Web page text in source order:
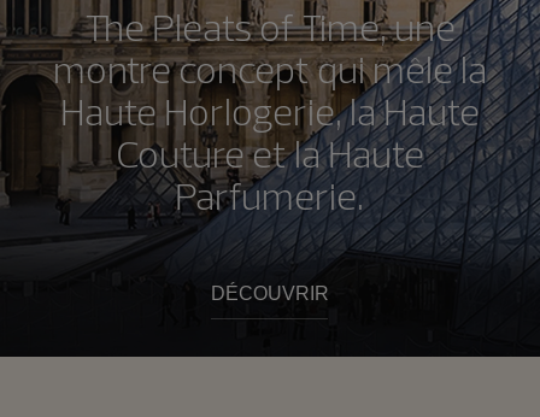
The Pleats of Time, une
montre concept qui mêle la
Haute Horlogerie, la Haute
Couture et la Haute
Parfumerie.
DÉCOUVRIR